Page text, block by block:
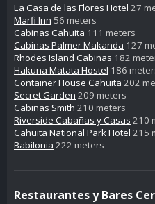
La Casa de las Flores Hotel 27
Marfi Inn 56 meters
Cabinas Cahuita 111 meters
Cabinas Palmer Makanda 127
Rhodes Island Cabinas 182
Hakuna Matata Hostel 186
Container House Cahuita 202
Secret Garden 209 meters
Cabinas Smith 210 meters
Riverside Cabañas y Casas 210
Cahuita National Park Hotel 215
Babilonia 222 meters
Restaurantes y Bares